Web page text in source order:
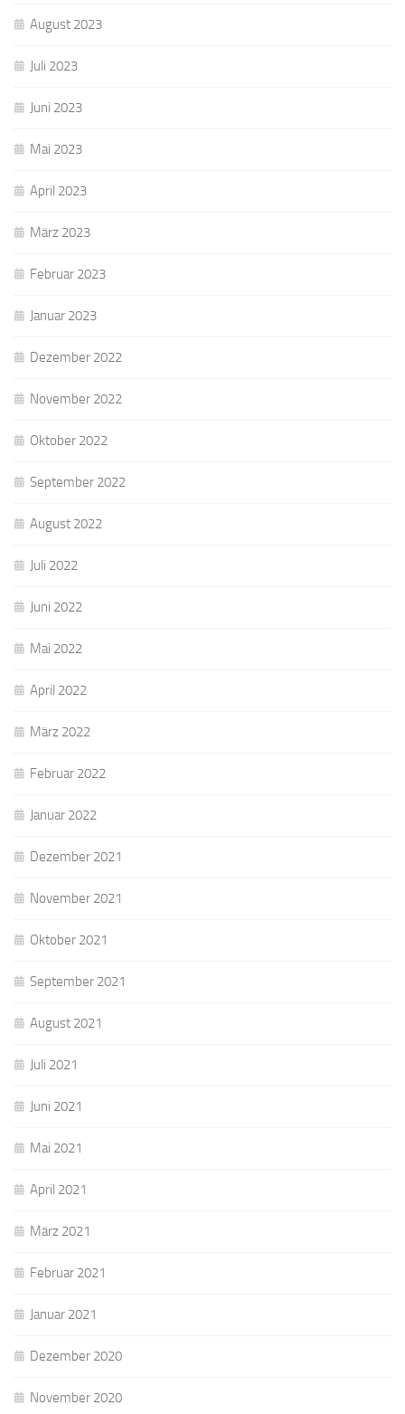
August 2023
Juli 2023
Juni 2023
Mai 2023
April 2023
März 2023
Februar 2023
Januar 2023
Dezember 2022
November 2022
Oktober 2022
September 2022
August 2022
Juli 2022
Juni 2022
Mai 2022
April 2022
März 2022
Februar 2022
Januar 2022
Dezember 2021
November 2021
Oktober 2021
September 2021
August 2021
Juli 2021
Juni 2021
Mai 2021
April 2021
März 2021
Februar 2021
Januar 2021
Dezember 2020
November 2020